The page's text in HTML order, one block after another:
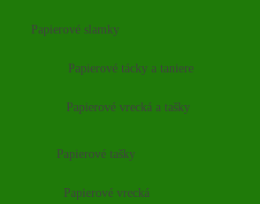
Papierové slamky
Papierové tácky a taniere
Papierové vrecká a tašky
Papierové tašky
Papierové vrecká